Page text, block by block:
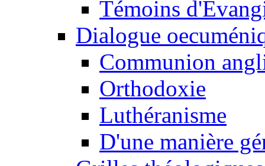
Témoins
Dialogue
Communion
Orthodoxie
Luthéranisme
D'une manière